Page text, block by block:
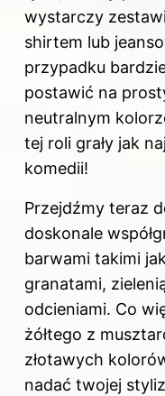
wystarczy
shirtem lub
przypadku
postawić na
neutralnym
tej roli grały jak
komedii!
Przejdźmy teraz
doskonale
barwami takimi
granatami,
odcieniami. Co
żółtego z
złotawych
nadać twojej